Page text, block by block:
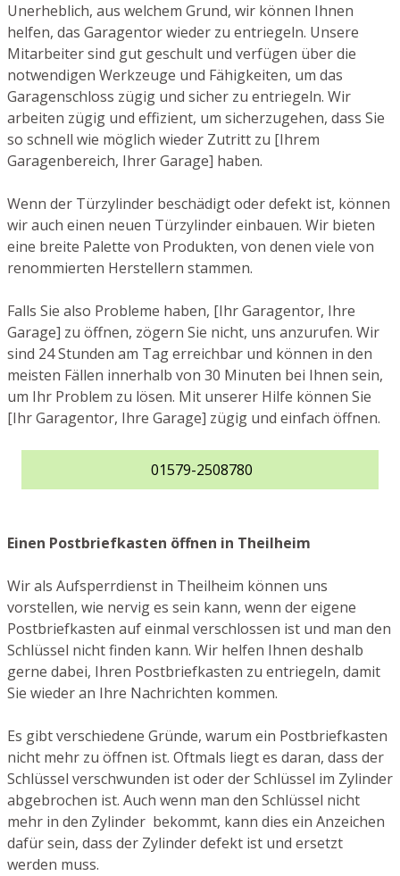
Unerheblich, aus welchem Grund, wir können Ihnen
helfen, das Garagentor wieder zu entriegeln. Unsere
Mitarbeiter sind gut geschult und verfügen über die
notwendigen Werkzeuge und Fähigkeiten, um das
Garagenschloss zügig und sicher zu entriegeln. Wir
arbeiten zügig und effizient, um sicherzugehen, dass Sie
so schnell wie möglich wieder Zutritt zu [Ihrem
Garagenbereich, Ihrer Garage] haben.
Wenn der Türzylinder beschädigt oder defekt ist, können
wir auch einen neuen Türzylinder einbauen. Wir bieten
eine breite Palette von Produkten, von denen viele von
renommierten Herstellern stammen.
Falls Sie also Probleme haben, [Ihr Garagentor, Ihre
Garage] zu öffnen, zögern Sie nicht, uns anzurufen. Wir
sind 24 Stunden am Tag erreichbar und können in den
meisten Fällen innerhalb von 30 Minuten bei Ihnen sein,
um Ihr Problem zu lösen. Mit unserer Hilfe können Sie
[Ihr Garagentor, Ihre Garage] zügig und einfach öffnen.
01579-2508780
Einen Postbriefkasten öffnen in Theilheim
Wir als Aufsperrdienst in Theilheim können uns
vorstellen, wie nervig es sein kann, wenn der eigene
Postbriefkasten auf einmal verschlossen ist und man den
Schlüssel nicht finden kann. Wir helfen Ihnen deshalb
gerne dabei, Ihren Postbriefkasten zu entriegeln, damit
Sie wieder an Ihre Nachrichten kommen.
Es gibt verschiedene Gründe, warum ein Postbriefkasten
nicht mehr zu öffnen ist. Oftmals liegt es daran, dass der
Schlüssel verschwunden ist oder der Schlüssel im Zylinder
abgebrochen ist. Auch wenn man den Schlüssel nicht
mehr in den Zylinder bekommt, kann dies ein Anzeichen
dafür sein, dass der Zylinder defekt ist und ersetzt
werden muss.